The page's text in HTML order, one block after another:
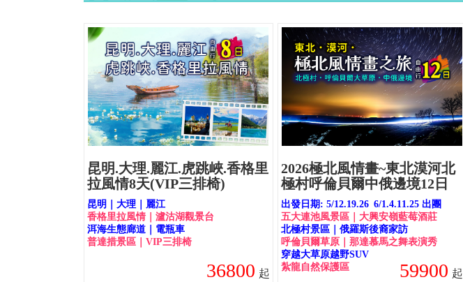
昆明.大理.麗江.虎跳峽.香格里
拉風情8天(VIP三排椅)
昆明｜大理｜麗江
香格里拉風情｜瀘沽湖觀景台
洱海生態廊道｜電瓶車
普達措景區｜VIP三排椅
36800 起
2026極北風情畫~東北漠河北
極村呼倫貝爾中俄邊境12日
出發日期: 5/12.19.26 6/1.4.11.25 出團
五大連池風景區｜大興安嶺藍莓酒莊
北極村景區｜俄羅斯後裔家訪
呼倫貝爾草原｜那達慕馬之舞表演秀
穿越大草原越野SUV
紮龍自然保護區
59900 起